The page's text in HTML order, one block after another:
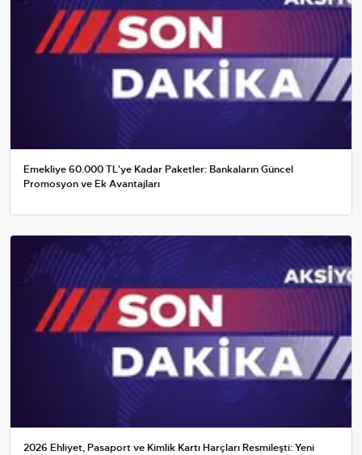
Emekliye 60.000 TL'ye Kadar Paketler: Bankaların Güncel
Promosyon ve Ek Avantajları
2026 Ehliyet, Pasaport ve Kimlik Kartı Harçları Resmileşti: Yeni